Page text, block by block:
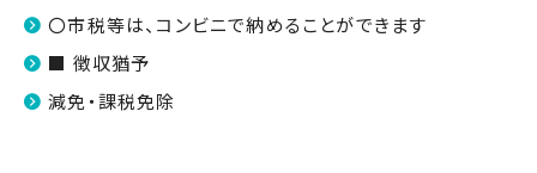
〇市税等は、コンビニで納めることができます
■ 徴収猶予
減免・課税免除